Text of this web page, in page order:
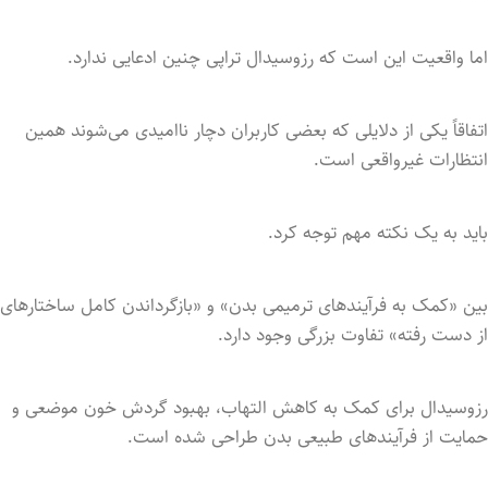
اما واقعیت این است که رزوسیدال تراپی چنین ادعایی ندارد.
اتفاقاً یکی از دلایلی که بعضی کاربران دچار ناامیدی می‌شوند همین
انتظارات غیرواقعی است.
باید به یک نکته مهم توجه کرد.
بین «کمک به فرآیندهای ترمیمی بدن» و «بازگرداندن کامل ساختارهای
از دست رفته» تفاوت بزرگی وجود دارد.
رزوسیدال برای کمک به کاهش التهاب، بهبود گردش خون موضعی و
حمایت از فرآیندهای طبیعی بدن طراحی شده است.